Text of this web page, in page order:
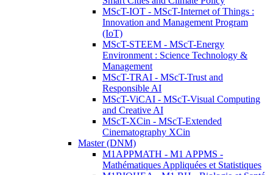
MScT-IOT - MScT-Internet of Things :
Innovation and Management Program
(IoT)
MScT-STEEM - MScT-Energy
Environment : Science Technology &
Management
MScT-TRAI - MScT-Trust and
Responsible AI
MScT-ViCAI - MScT-Visual Computing
and Creative AI
MScT-XCin - MScT-Extended
Cinematography XCin
Master (DNM)
M1APPMATH - M1 APPMS -
Mathématiques Appliquées et Statistiques